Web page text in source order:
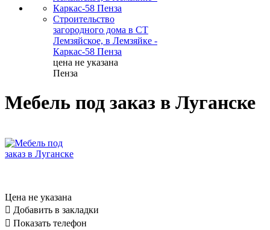
Строительство
загородного дома в СТ
Лемзяйское, в Лемзяйке -
Каркас-58 Пенза
цена не указана
Пенза
Мебель под заказ в Луганске
Цена не указана
 Добавить в закладки
 Показать телефон